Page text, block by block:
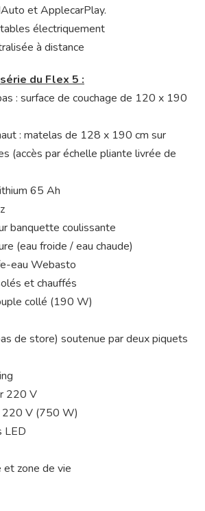
et ApplecarPlay.
électriquement
à distance
du Flex 5 :
: surface de couchage de 120 x 190
: matelas de 128 x 190 cm sur
(accès par échelle pliante livrée de
65 Ah
banquette coulissante
(eau froide / eau chaude)
eau Webasto
et chauffés
collé (190 W)
de store) soutenue par deux piquets
220 V
220 V (750 W)
LED
et zone de vie